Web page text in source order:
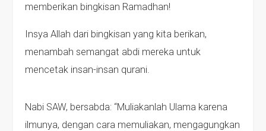
memberikan bingkisan Ramadhan!
Insya Allah dari bingkisan yang kita berikan,
menambah semangat abdi mereka untuk
mencetak insan-insan qurani.
Nabi SAW, bersabda: “Muliakanlah Ulama karena
ilmunya, dengan cara memuliakan, mengagungkan